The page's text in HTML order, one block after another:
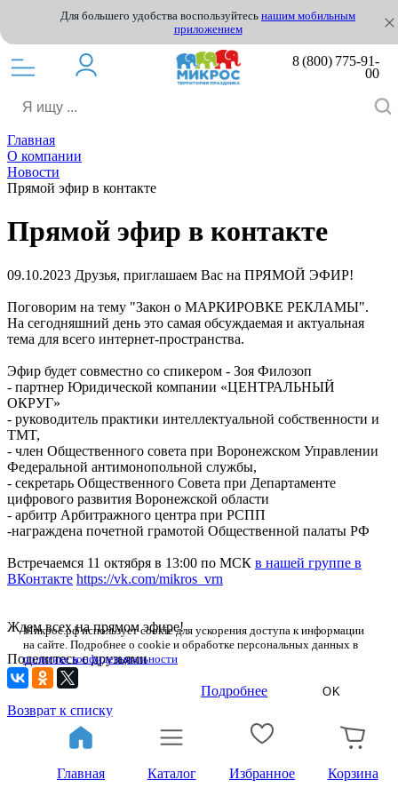
Для большего удобства воспользуйтесь нашим мобильным
приложением
8 (800) 775-91-
00
Главная
О компании
Новости
Прямой эфир в контакте
Прямой эфир в контакте
09.10.2023 Друзья, приглашаем Вас на ПРЯМОЙ ЭФИР!
Поговорим на тему "Закон о МАРКИРОВКЕ РЕКЛАМЫ".
На сегодняшний день это самая обсуждаемая и актуальная
тема для всего интернет-пространства.
Эфир будет совместно со спикером - Зоя Филозоп
- партнер Юридической компании «ЦЕНТРАЛЬНЫЙ
ОКРУГ»
- руководитель практики интеллектуальной собственности и
TMT,
- член Общественного совета при Воронежском Управлении
Федеральной антимонопольной службы,
- секретарь Общественного Совета при Департаменте
цифрового развития Воронежской области
- арбитр Арбитражного центра при РСПП
-награждена почетной грамотой Общественной палаты РФ
Встречаемся 11 октября в 13:00 по МСК в нашей группе в
ВКонтакте https://vk.com/mikros_vrn
Ждем всех на прямом эфире!
Поделитесь с друзьями
Возврат к списку
Микрос.рф использует cookie для ускорения доступа к информации
на сайте. Подробнее о cookie и обработке персональных данных в
политике конфиденциальности
Подробнее OK
Главная Каталог Избранное Корзина